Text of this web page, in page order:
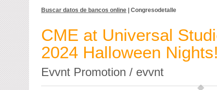
Buscar datos de bancos online | Congresodetalle
CME at Universal
2024 Halloween
Evvnt Promotion / evvnt